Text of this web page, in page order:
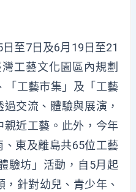
至7日及6月19日至21
工藝文化園區內規劃
「工藝市集」及「工藝
交流、體驗與展演，
近工藝。此外，今年
東及離島共65位工藝
驗坊」活動，自5月起
針對幼兒、青少年、